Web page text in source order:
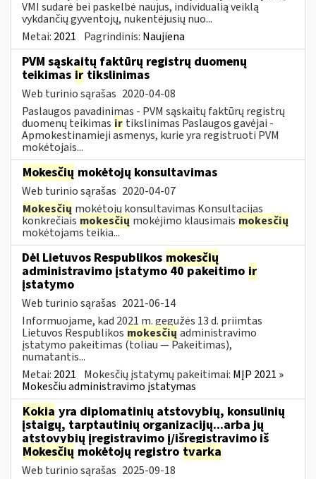
VMI sudarė bei paskelbė naujus, individualią veiklą
vykdančių gyventojų, nukentėjusių nuo...
Metai: 2021 Pagrindinis: Naujiena
PVM sąskaitų faktūrų registrų duomenų
teikimas ir tikslinimas
Web turinio sąrašas 2020-04-08
Paslaugos pavadinimas - PVM sąskaitų faktūrų registrų
duomenų teikimas ir tikslinimas Paslaugos gavėjai -
Apmokestinamieji asmenys, kurie yra registruoti PVM
mokėtojais...
Mokesčių mokėtojų konsultavimas
Web turinio sąrašas 2020-04-07
Mokesčių mokėtojų konsultavimas Konsultacijas
konkrečiais mokesčių mokėjimo klausimais mokesčių
mokėtojams teikia...
Dėl Lietuvos Respublikos mokesčių
administravimo įstatymo 40 pakeitimo ir
įstatymo
Web turinio sąrašas 2021-06-14
Informuojame, kad 2021 m. gegužės 13 d. priimtas
Lietuvos Respublikos mokesčių administravimo
įstatymo pakeitimas (toliau — Pakeitimas),
numatantis...
Metai: 2021 Mokesčių įstatymų pakeitimai: MĮP 2021 »
Mokesčiu administravimo įstatymas
Kokia yra diplomatinių atstovybių, konsulinių
įstaigų, tarptautinių organizacijų...arba jų
atstovybių įregistravimo į/išregistravimo iš
Mokesčių mokėtojų registro tvarka
Web turinio sąrašas 2025-09-18